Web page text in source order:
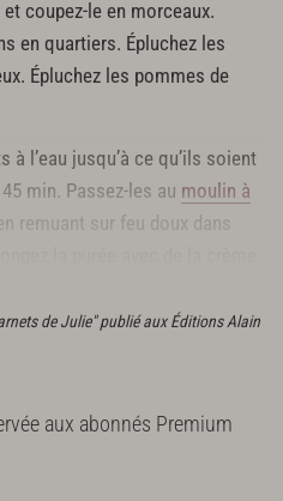
coupez-le en morceaux.
en quartiers. Épluchez les
Épluchez les pommes de
l’eau jusqu’à ce qu’ils soient
min. Passez-les au moulin à
remuant sur feu doux dans
de Julie" publié aux Éditions Alain
aux abonnés Premium